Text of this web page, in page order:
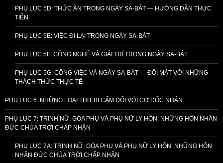
PHỤ LỤC 5D: THỨC ĂN TRONG NGÀY SA-BÁT — HƯỚNG DẪN THỰC
TIỄN
PHỤ LỤC 5E: VIỆC ĐI LẠI TRONG NGÀY SA-BÁT
PHỤ LỤC 5F: CÔNG NGHỆ VÀ GIẢI TRÍ TRONG NGÀY SA-BÁT
PHỤ LỤC 5G: CÔNG VIỆC VÀ NGÀY SA-BÁT — ĐỐI MẶT VỚI NHỮNG
THÁCH THỨC THỰC TẾ
PHỤ LỤC 6: NHỮNG LOẠI THỊT BỊ CẤM ĐỐI VỚI CƠ ĐỐC NHÂN
PHỤ LỤC 7: TRINH NỮ, GÓA PHỤ VÀ PHỤ NỮ LY HÔN: NHỮNG HÔN NHÂN
ĐỨC CHÚA TRỜI CHẤP NHẬN
PHỤ LỤC 7A: TRINH NỮ, GÓA PHỤ VÀ PHỤ NỮ LY HÔN: NHỮNG HÔN
NHÂN ĐỨC CHÚA TRỜI CHẤP NHẬN